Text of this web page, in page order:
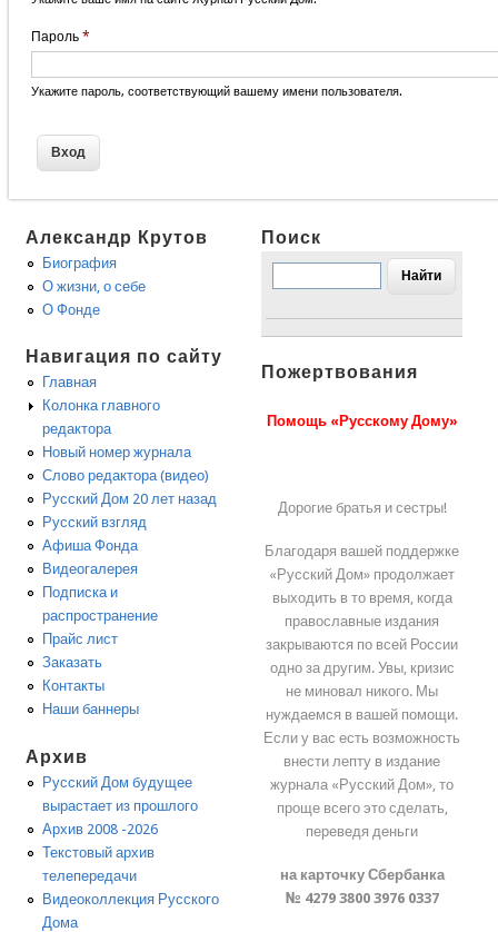
Пароль *
Укажите пароль, соответствующий вашему имени пользователя.
Александр Крутов
Биография
О жизни, о себе
О Фонде
Навигация по сайту
Главная
Колонка главного
редактора
Новый номер журнала
Слово редактора (видео)
Русский Дом 20 лет назад
Русский взгляд
Афиша Фонда
Видеогалерея
Подписка и
распространение
Прайс лист
Заказать
Контакты
Наши баннеры
Архив
Русский Дом будущее
вырастает из прошлого
Архив 2008 -2026
Текстовый архив
телепередачи
Видеоколлекция Русского
Дома
Поиск
Пожертвования
Помощь «Русскому Дому»
Дорогие братья и сестры!
Благодаря вашей поддержке
«Русский Дом» продолжает
выходить в то время, когда
православные издания
закрываются по всей России
одно за другим. Увы, кризис
не миновал никого. Мы
нуждаемся в вашей помощи.
Если у вас есть возможность
внести лепту в издание
журнала «Русский Дом», то
проще всего это сделать,
переведя деньги
на карточку Сбербанка
№ 4279 3800 3976 0337